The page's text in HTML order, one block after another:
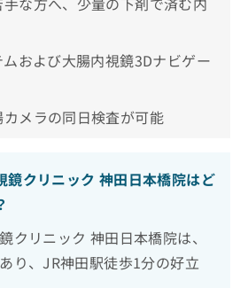
および大腸内視鏡3Dナビゲー
メラの同日検査が可能
鏡クリニック 神田日本橋院はど
クリニック 神田日本橋院は、
り、JR神田駅徒歩1分の好立